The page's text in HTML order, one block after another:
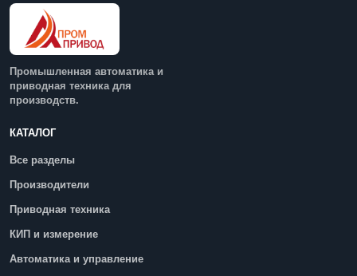
Промышленная автоматика и
приводная техника для
производств.
КАТАЛОГ
Все разделы
Производители
Приводная техника
КИП и измерение
Автоматика и управление